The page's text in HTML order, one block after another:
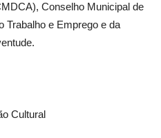
Conselho Municipal de
Trabalho e Emprego e da
Cultural